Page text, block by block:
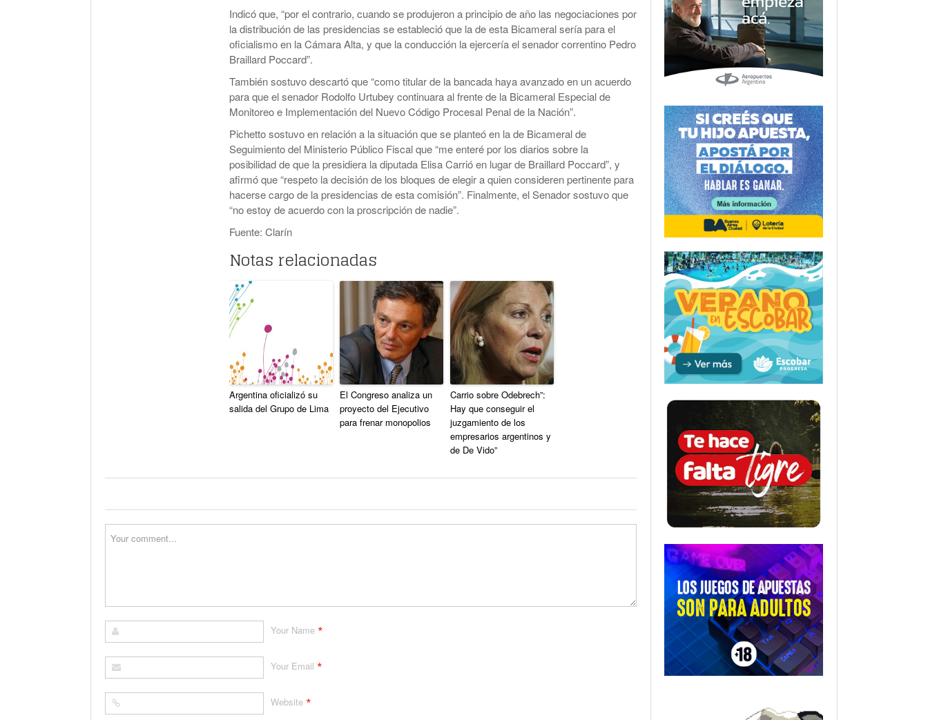
Indicó que, “por el contrario, cuando se produjeron a principio de año las negociaciones por
la distribución de las presidencias se estableció que la de esta Bicameral sería para el
oficialismo en la Cámara Alta, y que la conducción la ejercería el senador correntino Pedro
Braillard Poccard”.
También sostuvo descartó que “como titular de la bancada haya avanzado en un acuerdo
para que el senador Rodolfo Urtubey continuara al frente de la Bicameral Especial de
Monitoreo e Implementación del Nuevo Código Procesal Penal de la Nación”.
Pichetto sostuvo en relación a la situación que se planteó en la de Bicameral de
Seguimiento del Ministerio Público Fiscal que “me enteré por los diarios sobre la
posibilidad de que la presidiera la diputada Elisa Carrió en lugar de Braillard Poccard”, y
afirmó que “respeto la decisión de los bloques de elegir a quien consideren pertinente para
hacerse cargo de la presidencias de esta comisión”. Finalmente, el Senador sostuvo que
“no estoy de acuerdo con la proscripción de nadie”.
Fuente: Clarín
Notas relacionadas
Argentina oficializó su
salida del Grupo de Lima
El Congreso analiza un
proyecto del Ejecutivo
para frenar monopolios
Carrio sobre Odebrech”:
Hay que conseguir el
juzgamiento de los
empresarios argentinos y
de De Vido”
Your Name *
Your Email *
Website *